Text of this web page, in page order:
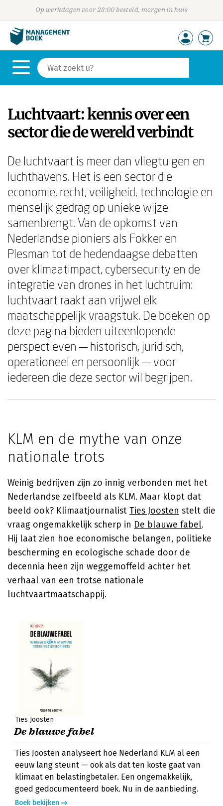
Op werkdagen voor 23:00 besteld, morgen in huis
Luchtvaart: kennis over een
sector die de wereld verbindt
De luchtvaart is meer dan vliegtuigen en
luchthavens. Het is een sector die
economie, recht, veiligheid, technologie en
menselijk gedrag op unieke wijze
samenbrengt. Van de opkomst van
Nederlandse pioniers als Fokker en
Plesman tot de hedendaagse debatten
over klimaatimpact, cybersecurity en de
integratie van drones in het luchtruim:
luchtvaart raakt aan vrijwel elk
maatschappelijk vraagstuk. De boeken op
deze pagina bieden uiteenlopende
perspectieven — historisch, juridisch,
operationeel en persoonlijk — voor
iedereen die deze sector wil begrijpen.
KLM en de mythe van onze
nationale trots
Weinig bedrijven zijn zo innig verbonden met het
Nederlandse zelfbeeld als KLM. Maar klopt dat
beeld ook? Klimaatjournalist Ties Joosten stelt die
vraag ongemakkelijk scherp in De blauwe fabel.
Hij laat zien hoe economische belangen, politieke
bescherming en ecologische schade door de
decennia heen zijn weggemoffeld achter het
verhaal van een trotse nationale
luchtvaartmaatschappij.
Ties Joosten
De blauwe fabel
Ties Joosten analyseert hoe Nederland KLM al een
eeuw lang steunt — ook als dat ten koste gaat van
klimaat en belastingbetaler. Een ongemakkelijk,
goed gedocumenteerd boek. Nu in de aanbieding.
Boek bekijken